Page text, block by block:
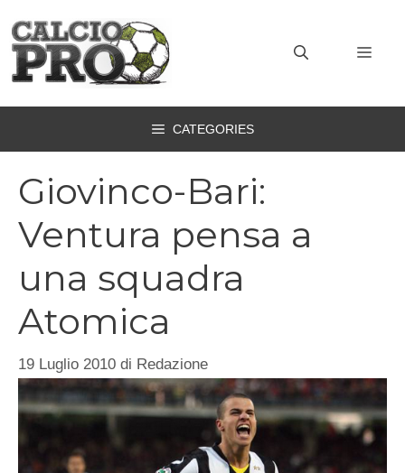
contenuto
CATEGORIES
Giovinco-Bari:
Ventura pensa a
una squadra
Atomica
19 Luglio 2010 di Redazione